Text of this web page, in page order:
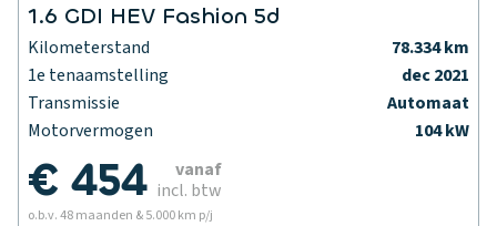
1.6 GDI HEV Fashion 5d
Kilometerstand
78.334 km
1e tenaamstelling
dec 2021
Transmissie
Automaat
Motorvermogen
104 kW
€ 454
vanaf
incl. btw
o.b.v. 48 maanden & 5.000 km p/j